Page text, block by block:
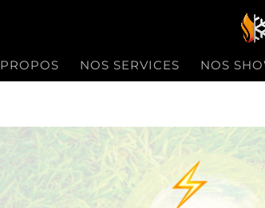
NOS SERVICES NOS